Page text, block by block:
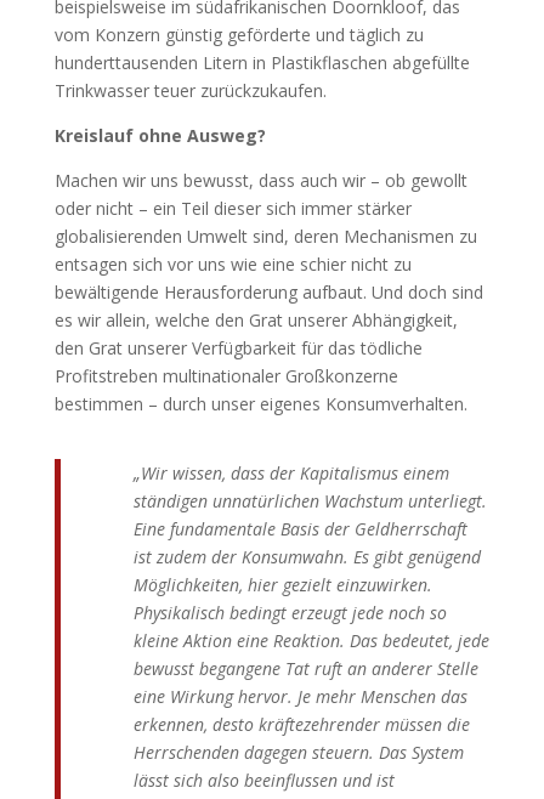
beispielsweise im südafrikanischen Doornkloof, das
vom Konzern günstig geförderte und täglich zu
hunderttausenden Litern in Plastikflaschen abgefüllte
Trinkwasser teuer zurückzukaufen.
Kreislauf ohne Ausweg?
Machen wir uns bewusst, dass auch wir – ob gewollt
oder nicht – ein Teil dieser sich immer stärker
globalisierenden Umwelt sind, deren Mechanismen zu
entsagen sich vor uns wie eine schier nicht zu
bewältigende Herausforderung aufbaut. Und doch sind
es wir allein, welche den Grat unserer Abhängigkeit,
den Grat unserer Verfügbarkeit für das tödliche
Profitstreben multinationaler Großkonzerne
bestimmen – durch unser eigenes Konsumverhalten.
„Wir wissen, dass der Kapitalismus einem
ständigen unnatürlichen Wachstum unterliegt.
Eine fundamentale Basis der Geldherrschaft
ist zudem der Konsumwahn. Es gibt genügend
Möglichkeiten, hier gezielt einzuwirken.
Physikalisch bedingt erzeugt jede noch so
kleine Aktion eine Reaktion. Das bedeutet, jede
bewusst begangene Tat ruft an anderer Stelle
eine Wirkung hervor. Je mehr Menschen das
erkennen, desto kräftezehrender müssen die
Herrschenden dagegen steuern. Das System
lässt sich also beeinflussen und ist